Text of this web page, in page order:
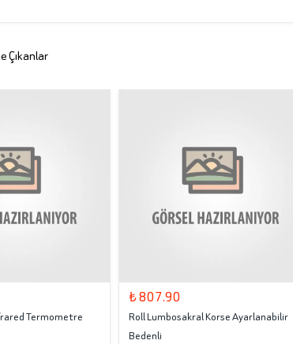
Çıkanlar
Termometre
₺ 807.90
Roll Lumbosakral Korse Ayarlanabilir
Bedenli